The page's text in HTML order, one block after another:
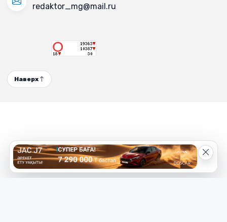
redaktor_mg@mail.ru
Наверх